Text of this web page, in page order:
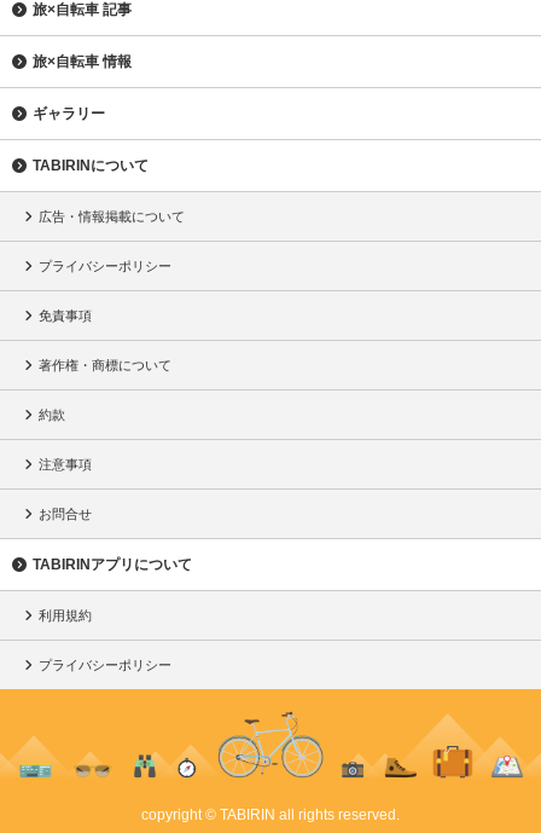
旅×自転車 記事
旅×自転車 情報
ギャラリー
TABIRINについて
広告・情報掲載について
プライバシーポリシー
免責事項
著作権・商標について
約款
注意事項
お問合せ
TABIRINアプリについて
利用規約
プライバシーポリシー
copyright © TABIRIN all rights reserved.